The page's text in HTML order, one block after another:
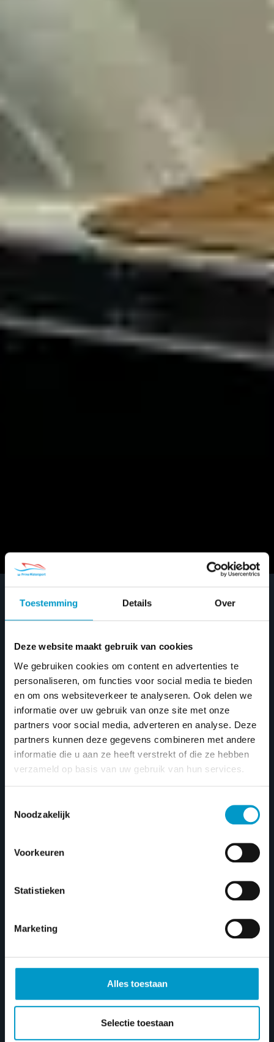
Toestemming Details Over
Deze website maakt gebruik van cookies
We gebruiken cookies om content en advertenties te
personaliseren, om functies voor social media te bieden
en om ons websiteverkeer te analyseren. Ook delen we
informatie over uw gebruik van onze site met onze
partners voor social media, adverteren en analyse. Deze
partners kunnen deze gegevens combineren met andere
informatie die u aan ze heeft verstrekt of die ze hebben
verzameld op basis van uw gebruik van hun services.
Noodzakelijk
Voorkeuren
Statistieken
Marketing
Alles toestaan
Selectie toestaan
Home/ Nieuwe boten
Nieuwe boten
Prijsfilter
price
price
FILTER
€10.750 —
149.950
schip, waardoor deze Tender een stabiele ligging
in het water heeft…